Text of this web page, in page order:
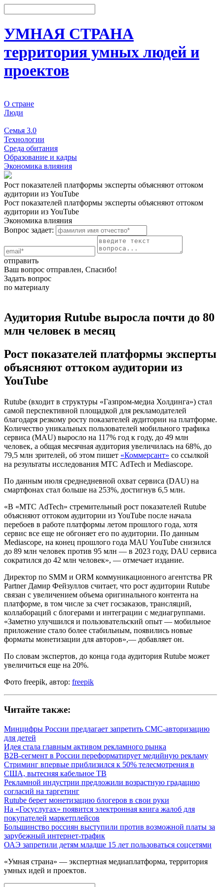
УМНАЯ СТРАНА
территория умных людей и
проектов
О стране
Люди
Семья 3.0
Технологии
Среда обитания
Образование и кадры
Экономика влияния
Рост показателей платформы эксперты объясняют оттоком
аудитории из YouTube
Рост показателей платформы эксперты объясняют оттоком
аудитории из YouTube
Экономика влияния
Вопрос задает:
отправить
Ваш вопрос отправлен, Спасибо!
Задать вопрос
по материалу
Аудитория Rutube выросла почти до 80
млн человек в месяц
Рост показателей платформы эксперты
объясняют оттоком аудитории из
YouTube
Rutube (входит в структуры «Газпром-медиа Холдинга») стал
самой перспективной площадкой для рекламодателей
благодаря резкому росту показателей аудитории на платформе.
Количество уникальных пользователей мобильного трафика
сервиса (MAU) выросло на 117% год к году, до 49 млн
человек, а общая месячная аудитория увеличилась на 68%, до
79,5 млн зрителей, об этом пишет «Коммерсант» со ссылкой
на результаты исследования МТС AdTech и Mediascope.
По данным июля среднедневной охват сервиса (DAU) на
смартфонах стал больше на 253%, достигнув 6,5 млн.
«В «МТС AdTech» стремительный рост показателей Rutube
объясняют оттоком аудитории из YouTube после начала
перебоев в работе платформы летом прошлого года, хотя
сервис все еще не обгоняет его по аудитории. По данным
Mediascope, на конец прошлого года MAU YouTube снизился
до 89 млн человек против 95 млн — в 2023 году, DAU сервиса
сократился до 42 млн человек», — отмечает издание.
Директор по SMM и ORM коммуникационного агентства PR
Partner Дамир Фейзуллов считает, что рост аудитории Rutube
связан с увеличением объема оригинального контента на
платформе, в том числе за счет госзаказов, трансляций,
коллабораций с блогерами и интеграции с медиагруппами.
«Заметно улучшился и пользовательский опыт — мобильное
приложение стало более стабильным, появились новые
форматы монетизации для авторов»,— добавляет он.
По словам экспертов, до конца года аудитория Rutube может
увеличиться еще на 20%.
Фото freepik, автор: freepik
Читайте также:
Минцифры России предлагает запретить СМС-авторизацию
для детей
Идея стала главным активом рекламного рынка
B2B-сегмент в России переформатирует медийную рекламу
Стриминг впервые приблизился к 50% телесмотрения в
США, вытесняя кабельное ТВ
Рекламной индустрии предложили возрастную градацию
согласий на таргетинг
Rutube берет монетизацию блогеров в свои руки
На «Госуслугах» появится электронная книга жалоб для
покупателей маркетплейсов
Большинство россиян выступили против возможной платы за
зарубежный интернет-трафик
ОАЭ запретили детям младше 15 лет пользоваться соцсетями
«Умная страна» — экспертная медиаплатформа, территория
умных идей и проектов.